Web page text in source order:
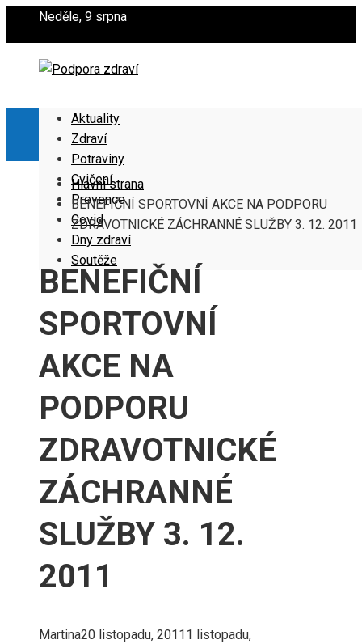
Neděle, 9 srpna
Aktuality
Zdraví
Potraviny
Cvičení
Prevence
Covid
Dny zdraví
Soutěže
Hlavní strana
BENEFIČNÍ SPORTOVNÍ AKCE NA PODPORU
ZDRAVOTNICKÉ ZÁCHRANNÉ SLUŽBY 3. 12. 2011
BENEFIČNÍ
SPORTOVNÍ
AKCE NA
PODPORU
ZDRAVOTNICKÉ
ZÁCHRANNÉ
SLUŽBY 3. 12.
2011
Martina20 listopadu, 2011 1 listopadu,